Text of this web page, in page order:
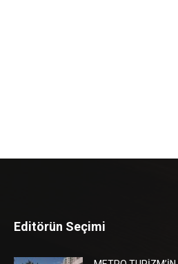
Editörün Seçimi